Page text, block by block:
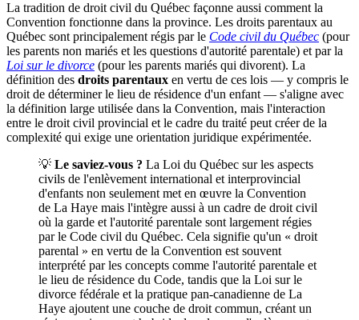
La tradition de droit civil du Québec façonne aussi comment la
Convention fonctionne dans la province. Les droits parentaux au
Québec sont principalement régis par le Code civil du Québec (pour
les parents non mariés et les questions d'autorité parentale) et par la
Loi sur le divorce (pour les parents mariés qui divorent). La
définition des droits parentaux en vertu de ces lois — y compris le
droit de déterminer le lieu de résidence d'un enfant — s'aligne avec
la définition large utilisée dans la Convention, mais l'interaction
entre le droit civil provincial et le cadre du traité peut créer de la
complexité qui exige une orientation juridique expérimentée.
💡 Le saviez-vous ? La Loi du Québec sur les aspects
civils de l'enlèvement international et interprovincial
d'enfants non seulement met en œuvre la Convention
de La Haye mais l'intègre aussi à un cadre de droit civil
où la garde et l'autorité parentale sont largement régies
par le Code civil du Québec. Cela signifie qu'un « droit
parental » en vertu de la Convention est souvent
interprété par les concepts comme l'autorité parentale et
le lieu de résidence du Code, tandis que la Loi sur le
divorce fédérale et la pratique pan-canadienne de La
Haye ajoutent une couche de droit commun, créant un